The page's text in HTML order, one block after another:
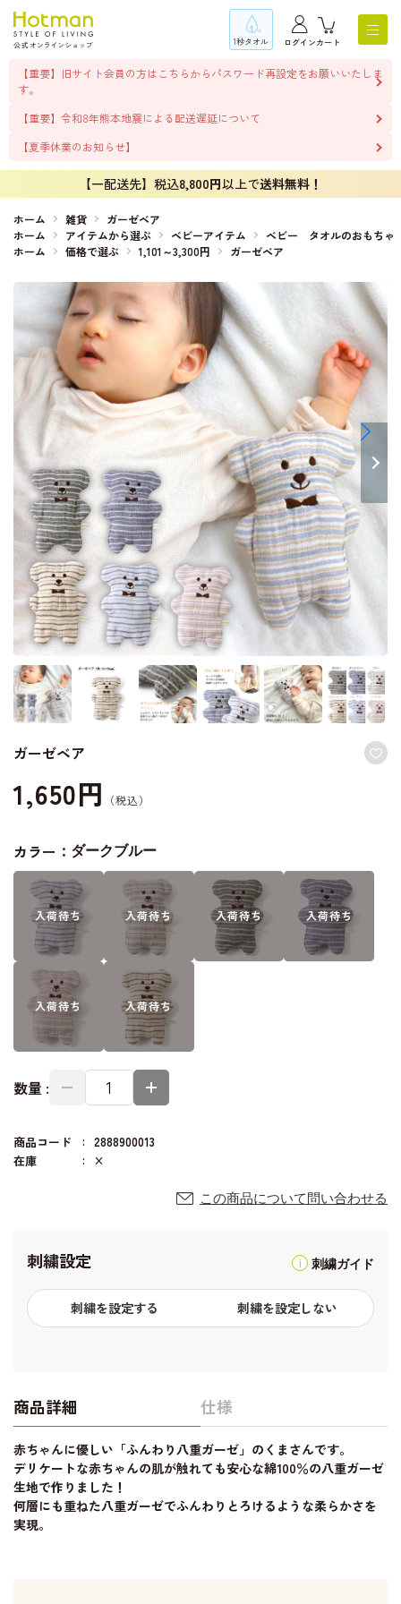
1秒タオル ログインカート
【重要】旧サイト会員の方はこちらからパスワード再設定をお願いいたしま
す。
【重要】令和8年熊本地震による配送遅延について
【夏季休業のお知らせ】
【一配送先】税込8,800円以上で送料無料！
ホーム 雑貨
ガーゼベア
ホーム
アイテムから選ぶ ベビーアイテム
ベビー タオルのおもちゃ
ホーム
価格で選ぶ 1,101～3,300円 ガーゼベア
ガーゼベア
1,650円
カラー： ダークブルー
入荷待ち 入荷待ち 入荷待ち 入荷待ち
入荷待ち 入荷待ち
数量 :
商品コード
2888900013
在庫
×
この商品について問い合わせる
刺繍設定 刺繍ガイド
刺繍を設定する 刺繍を設定しない
商品詳細 仕様
赤ちゃんに優しい「ふんわり八重ガーゼ」のくまさんです。
デリケートな赤ちゃんの肌が触れても安心な綿100％の八重ガーゼ
生地で作りました！
何層にも重ねた八重ガーゼでふんわりとろけるような柔らかさを
実現。